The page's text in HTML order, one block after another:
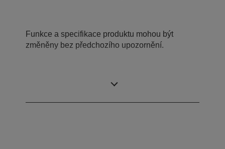
Funkce a specifikace produktu mohou být
změněny bez předchozího upozornění.
What's in the box